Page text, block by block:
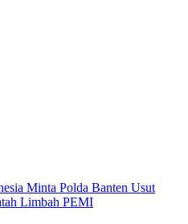
Minta Polda Banten Usut
Limbah PEMI